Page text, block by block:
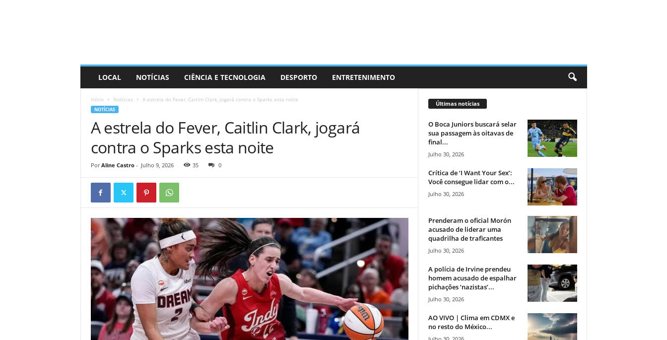
LOCAL NOTÍCIAS CIÊNCIA E TECNOLOGIA DESPORTO ENTRETENIMENTO
Início Notícias A estrela do Fever, Caitlin Clark, jogará contra o Sparks esta noite
NOTÍCIAS
A estrela do Fever, Caitlin Clark, jogará
contra o Sparks esta noite
Por Aline Castro- Julho 9, 2026 35 0
Últimas notícias
O Boca Juniors buscará selar
sua passagem às oitavas de
final...
Julho 30, 2026
Crítica de ‘I Want Your Sex’:
Você consegue lidar com o...
Julho 30, 2026
Prenderam o oficial Morón
acusado de liderar uma
quadrilha de traficantes
Julho 30, 2026
A polícia de Irvine prendeu
homem acusado de espalhar
pichações ‘nazistas’...
Julho 30, 2026
AO VIVO | Clima em CDMX e
no resto do México...